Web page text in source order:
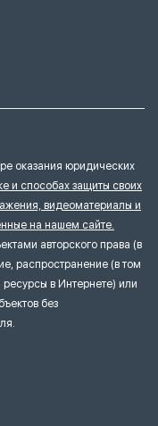
оказания юридических
и способах защиты своих
видеоматериалы и
на нашем сайте.
авторского права (в
распространение (в том
в Интернете) или
без